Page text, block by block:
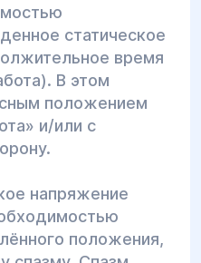
статическое
время
В этом
положением
и/или с
напряжение
положения,